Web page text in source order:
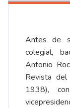
Antes de
colegial,
Antonio
Revista
1938),